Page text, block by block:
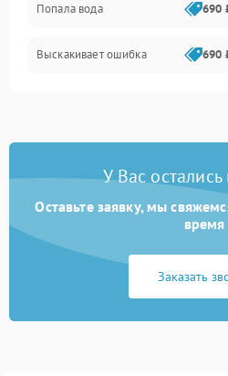
Разговор (микрофон, динамик)
Перегрев и нестабильная
Программные сбои
Попала вода 690
Выскакивает ошибка 690
У Вас
Оставьте заявку, мы
время
Заказать